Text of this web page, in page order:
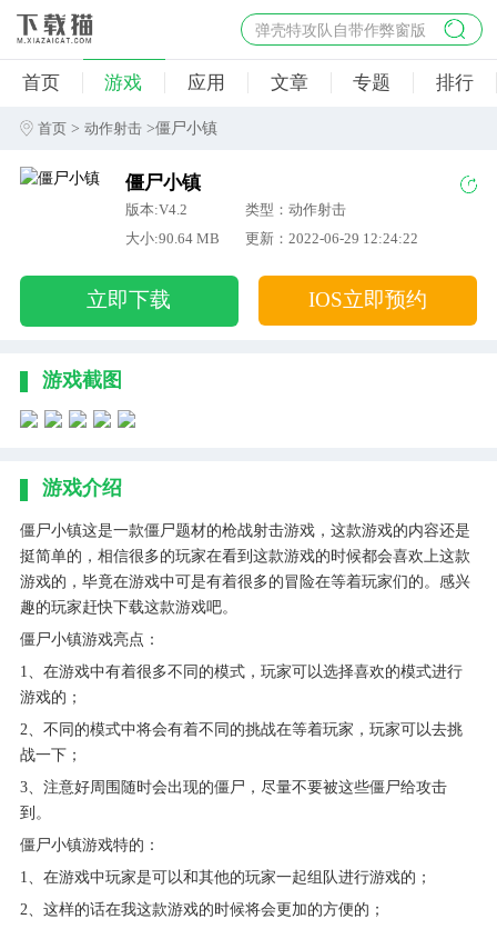
弹壳特攻队自带作弊窗版
杀手47行动
地狱幸存者破解版
首页 游戏 应用 文章 专题 排行
首页 >动作射击 >僵尸小镇
僵尸小镇
版本:V4.2
类型：动作射击
大小:90.64 MB
更新：2022-06-29 12:24:22
立即下载 IOS立即预约
游戏截图
游戏介绍
僵尸小镇这是一款僵尸题材的枪战射击游戏，这款游戏的内容还是
挺简单的，相信很多的玩家在看到这款游戏的时候都会喜欢上这款
游戏的，毕竟在游戏中可是有着很多的冒险在等着玩家们的。感兴
趣的玩家赶快下载这款游戏吧。
僵尸小镇游戏亮点：
1、在游戏中有着很多不同的模式，玩家可以选择喜欢的模式进行
游戏的；
2、不同的模式中将会有着不同的挑战在等着玩家，玩家可以去挑
战一下；
3、注意好周围随时会出现的僵尸，尽量不要被这些僵尸给攻击
到。
僵尸小镇游戏特的：
1、在游戏中玩家是可以和其他的玩家一起组队进行游戏的；
2、这样的话在我这款游戏的时候将会更加的方便的；